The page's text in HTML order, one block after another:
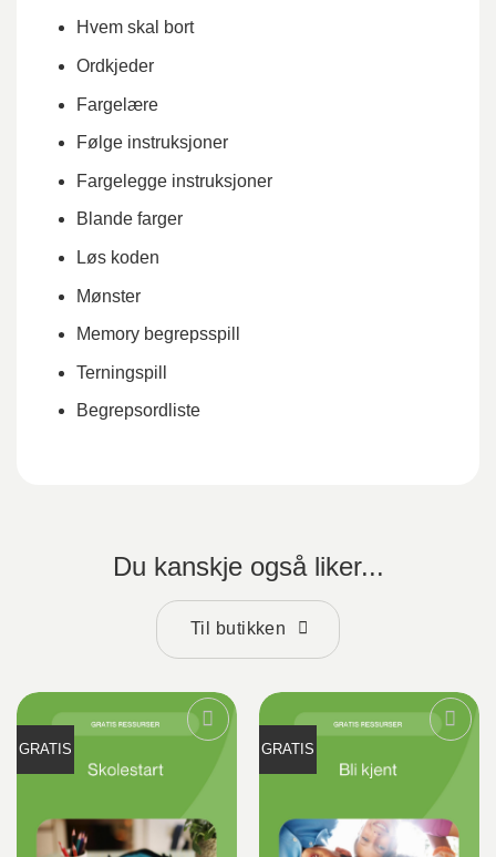
Hvem skal bort
Ordkjeder
Fargelære
Følge instruksjoner
Fargelegge instruksjoner
Blande farger
Løs koden
Mønster
Memory begrepsspill
Terningspill
Begrepsordliste
Du kanskje også liker...
Til butikken
GRATIS GRATIS